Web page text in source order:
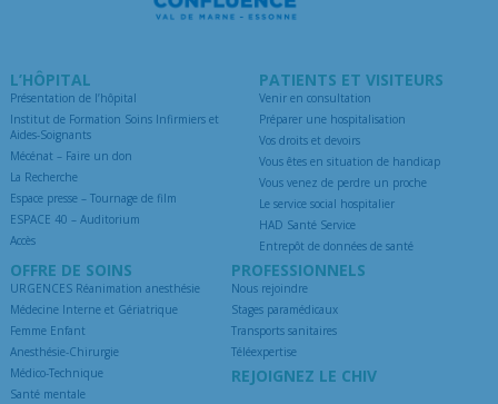
L’HÔPITAL
Présentation de l’hôpital
Institut de Formation Soins Infirmiers et
Aides-Soignants
Mécénat – Faire un don
La Recherche
Espace presse – Tournage de film
ESPACE 40 – Auditorium
Accès
PATIENTS ET VISITEURS
Venir en consultation
Préparer une hospitalisation
Vos droits et devoirs
Vous êtes en situation de handicap
Vous venez de perdre un proche
Le service social hospitalier
HAD Santé Service
Entrepôt de données de santé
OFFRE DE SOINS
URGENCES Réanimation anesthésie
Médecine Interne et Gériatrique
Femme Enfant
Anesthésie-Chirurgie
Médico-Technique
Santé mentale
PROFESSIONNELS
Nous rejoindre
Stages paramédicaux
Transports sanitaires
Téléexpertise
REJOIGNEZ LE CHIV